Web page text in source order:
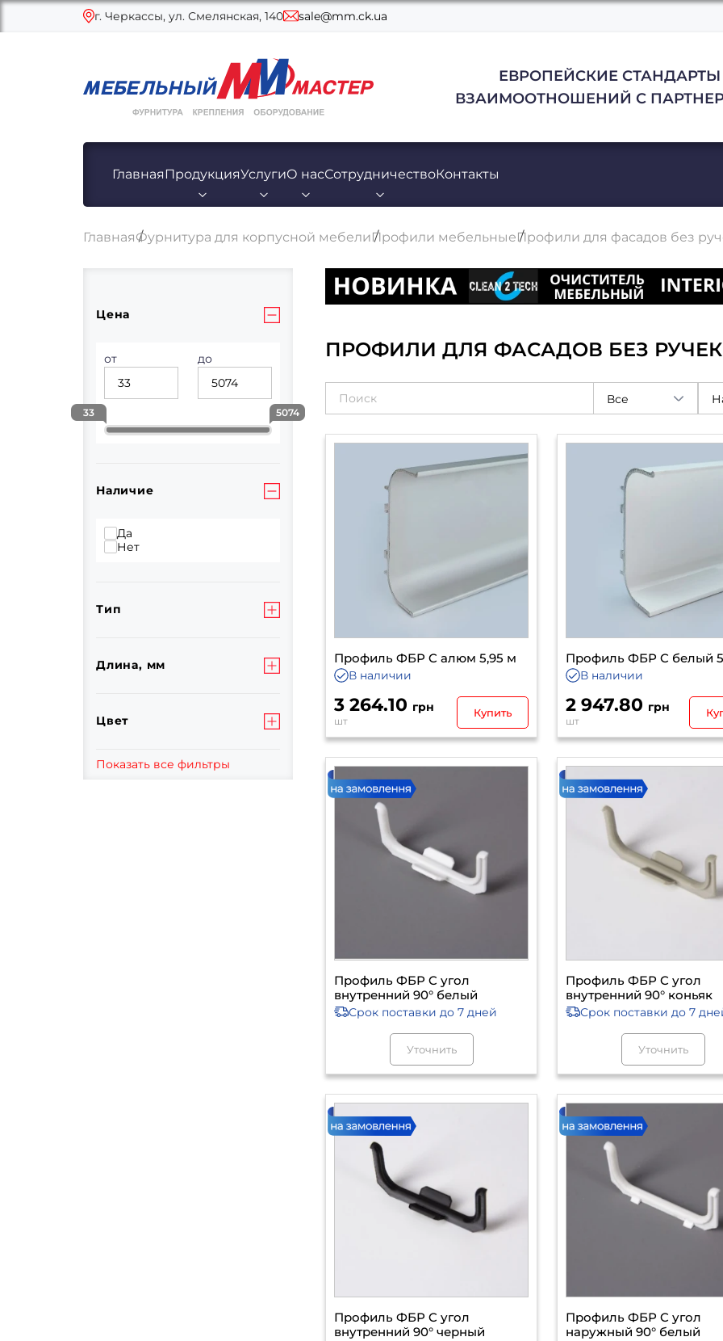
г. Черкассы, ул. Смелянская, 140 sale@mm.ck.ua
ЕВРОПЕЙСКИЕ СТАНДАРТЫ
ВЗАИМООТНОШЕНИЙ С
Главная ПродукцияУслугиО насСотрудничествоКонтакты
ГлавнаяФурнитура для корпусной мебелиПрофили мебельныеПрофили для фасадов без
Цена
от до
33 5074
Наличие
Да
Нет
Тип
Длина, мм
Цвет
Показать все фильтры
ПРОФИЛИ ДЛЯ ФАСАДОВ БЕЗ РУЧЕК
Все
Профиль ФБР C алюм 5,95 м
В наличии
3 264.10 грн
шт
Купить
Профиль ФБР C белый
В наличии
2 947.80 грн
шт
Профиль ФБР C угол
внутренний 90° белый
Срок поставки до 7 дней
Уточнить
Профиль ФБР C угол
внутренний 90° коньяк
Срок поставки до 7
Уточнить
Профиль ФБР C угол
внутренний 90° черный
Профиль ФБР C угол
наружный 90° белый